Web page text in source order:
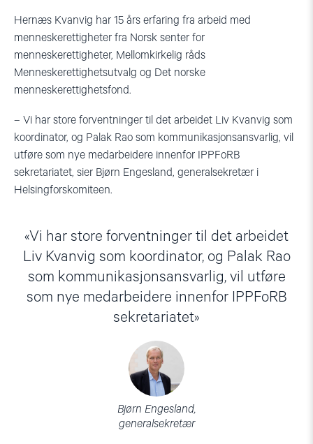
Hernæs Kvanvig har 15 års erfaring fra arbeid med
menneskerettigheter fra Norsk senter for
menneskerettigheter, Mellomkirkelig råds
Menneskerettighetsutvalg og Det norske
menneskerettighetsfond.
– Vi har store forventninger til det arbeidet Liv Kvanvig som
koordinator, og Palak Rao som kommunikasjonsansvarlig, vil
utføre som nye medarbeidere innenfor IPPFoRB
sekretariatet, sier Bjørn Engesland, generalsekretær i
Helsingforskomiteen.
Vi har store forventninger til det arbeidet
Liv Kvanvig som koordinator, og Palak Rao
som kommunikasjonsansvarlig, vil utføre
som nye medarbeidere innenfor IPPFoRB
sekretariatet
Bjørn Engesland,
generalsekretær